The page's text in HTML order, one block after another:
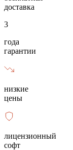
доставка
3
года
гарантии
низкие
цены
лицензионный
софт